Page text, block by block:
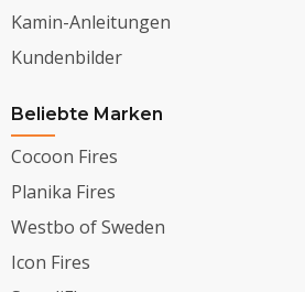
Kamin-Anleitungen
Kundenbilder
Beliebte Marken
Cocoon Fires
Planika Fires
Westbo of Sweden
Icon Fires